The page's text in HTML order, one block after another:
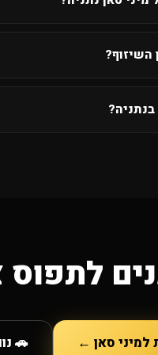
השיזוף?
למיני סאן ← 🚗